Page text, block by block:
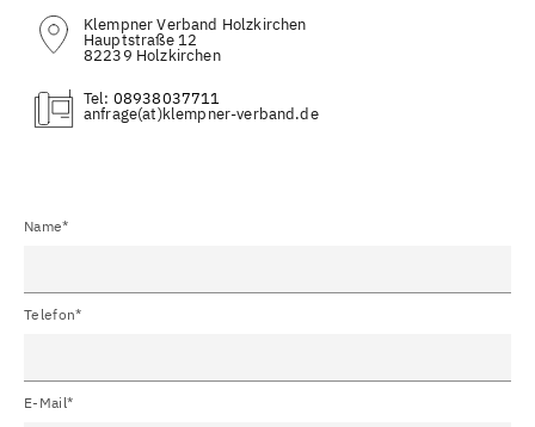
Klempner Verband Holzkirchen
Hauptstraße 12
82239 Holzkirchen
Tel: 08938037711
(at)
Name*
Telefon*
E-Mail*